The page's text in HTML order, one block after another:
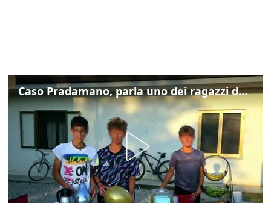
Caso Pradamano, parla uno dei ragazzi denunciati per la limonata: "Volevo anche aiutare i miei"